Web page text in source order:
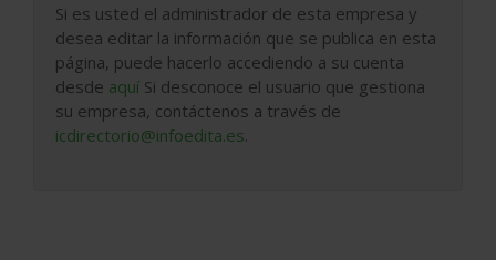
Si es usted el administrador de esta empresa y
desea editar la información que se publica en esta
página, puede hacerlo accediendo a su cuenta
desde aquí Si desconoce el usuario que gestiona
su empresa, contáctenos a través de
icdirectorio@infoedita.es.